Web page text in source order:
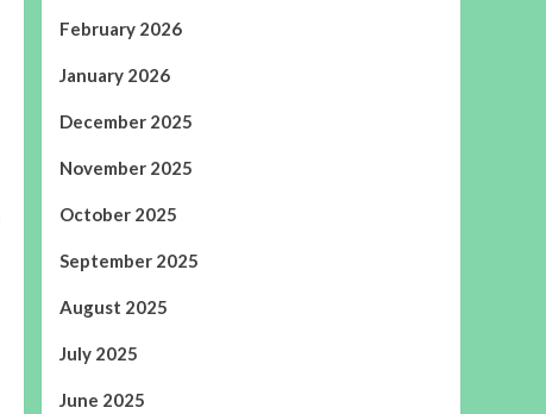
February 2026
January 2026
December 2025
November 2025
October 2025
September 2025
August 2025
July 2025
June 2025